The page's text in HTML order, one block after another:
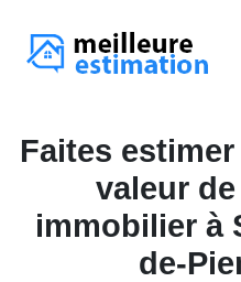
Faites estimer
valeur
immobilier à
de-